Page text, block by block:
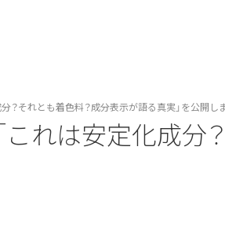
？それとも着色料？成分表示が語る真実」を公開し
これは安定化成